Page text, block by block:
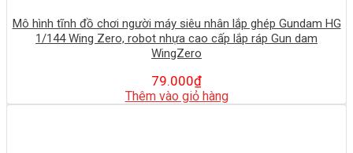
Mô hình tĩnh đồ chơi người máy siêu nhân lắp ghép Gundam HG
1/144 Wing Zero, robot nhựa cao cấp lắp ráp Gun dam
WingZero
79.000₫
Thêm vào giỏ hàng